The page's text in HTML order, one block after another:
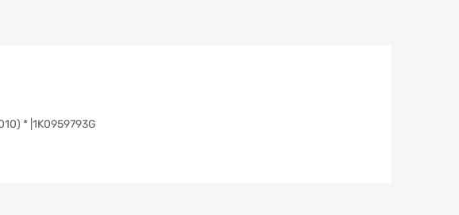
* |1K0959793G